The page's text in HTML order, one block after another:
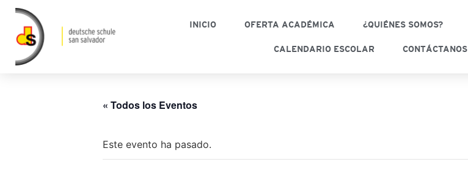
INICIO OFERTA ACADÉMICA ¿QUIÉNES SOMOS?
CALENDARIO ESCOLAR CONTÁCTANOS
« Todos los Eventos
Este evento ha pasado.